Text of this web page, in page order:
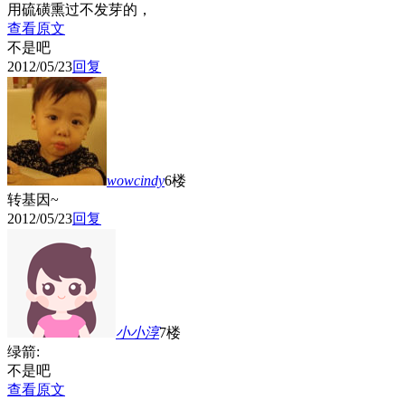
用硫磺熏过不发芽的，
查看原文
不是吧
2012/05/23回复
wowcindy6楼
转基因~
2012/05/23回复
小小淳7楼
绿箭:
不是吧
查看原文